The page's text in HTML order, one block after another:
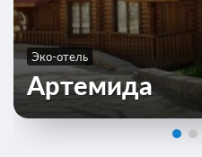
Эко-отель
Артемида